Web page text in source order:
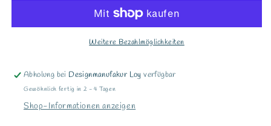
Stempel&quot;Stempel&quot;
Weitere Bezahlmöglichkeiten
Abholung bei Designmanufakur Loy verfügbar
Gewöhnlich fertig in 2 - 4 Tagen
Shop-Informationen anzeigen